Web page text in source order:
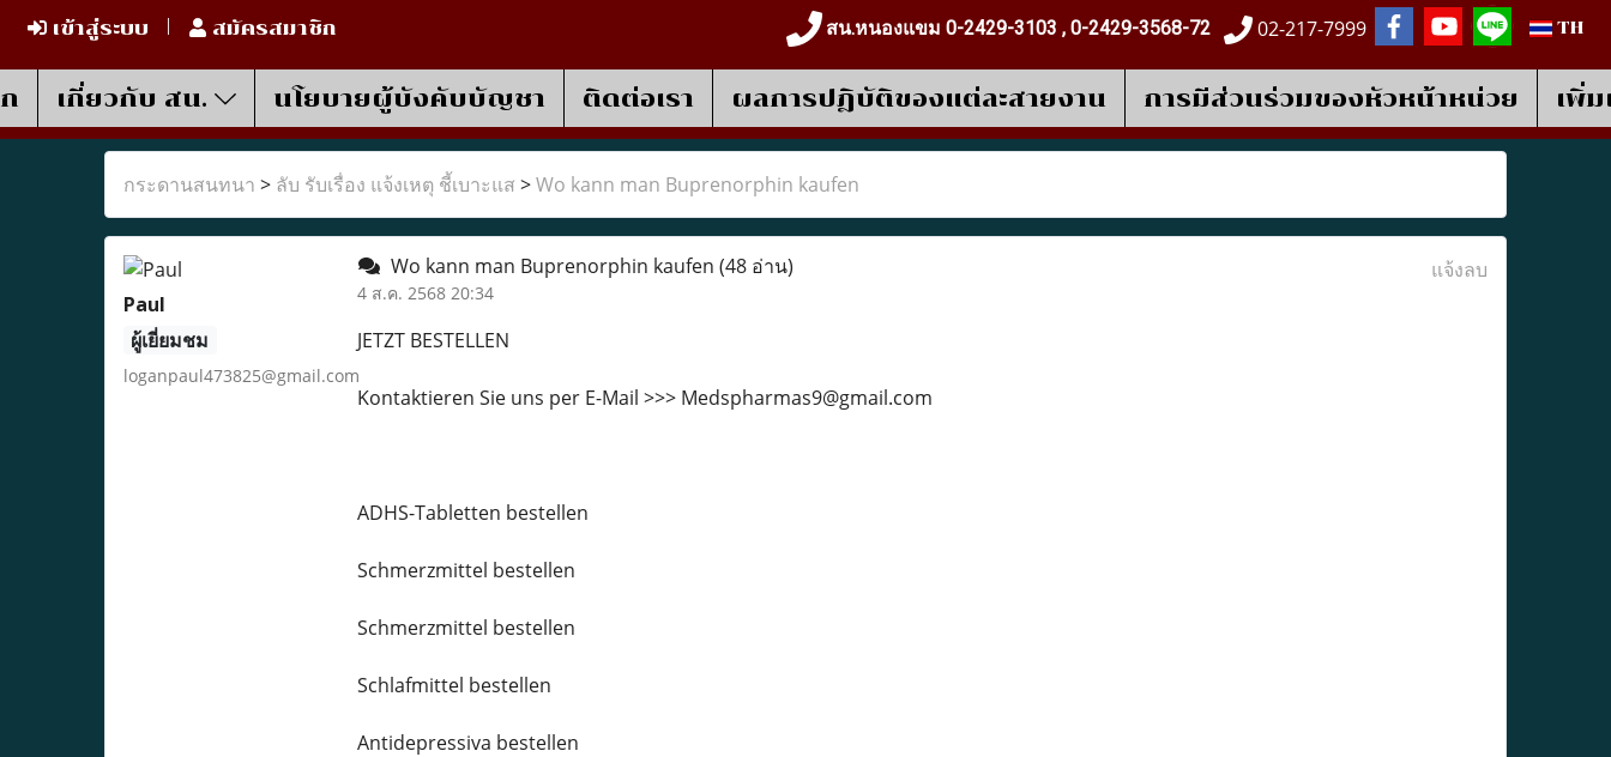
เข้าสู่ระบบ สมัครสมาชิก สน.หนองแขม 0-2429-3103 , 0-2429-3568-72 02-217-7999 TH
เกี่ยวกับ สน. นโยบายผู้บังคับบัญชา ติดต่อเรา ผลการปฎิบัติของแต่ละสายงาน การมีส่วนร่วมของหัวหน้าหน่วย เพิ่
กระดานสนทนา > ลับ รับเรื่อง แจ้งเหตุ ชี้เบาะแส >Wo kann man Buprenorphin kaufen
Paul
ผู้เยี่ยมชม
loganpaul473825@gmail.com
Wo kann man Buprenorphin kaufen (48 อ่าน)
4 ส.ค. 2568 20:34
แจ้งลบ
JETZT BESTELLEN
Kontaktieren Sie uns per E-Mail >>> Medspharmas9@gmail.com
ADHS-Tabletten bestellen
Schmerzmittel bestellen
Schmerzmittel bestellen
Schlafmittel bestellen
Antidepressiva bestellen